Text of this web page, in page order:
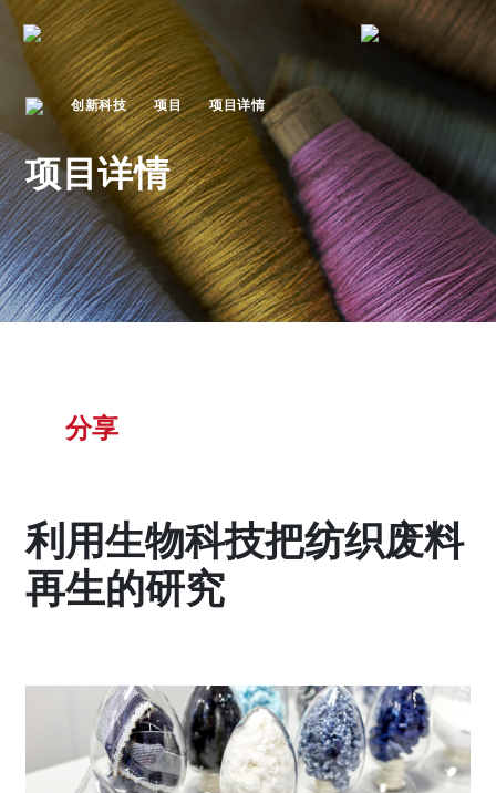
创新科技 项目 项目详情
项目详情
分享
利用生物科技把纺织废料
再生的研究